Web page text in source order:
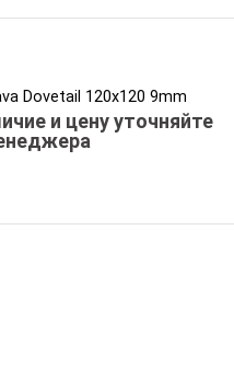
Dovetail 120x120 9mm
и цену уточняйте